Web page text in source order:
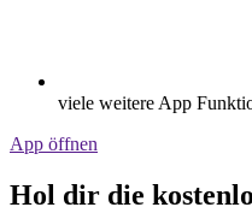
viele weitere App
App öffnen
Hol dir die